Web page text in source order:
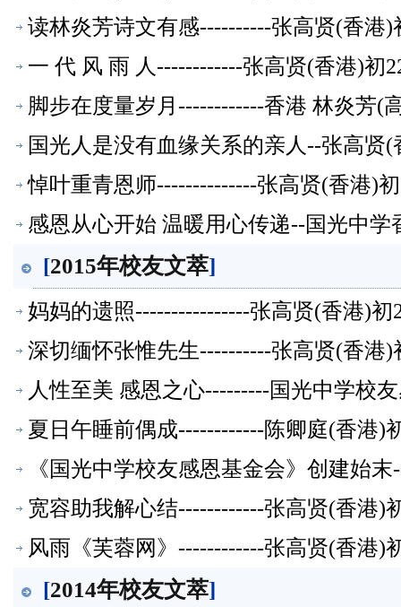
读林炎芳诗文有感----------张高贤(香港)
一 代 风 雨 人------------张高贤(香港)初
脚步在度量岁月------------香港 林炎芳(
国光人是没有血缘关系的亲人--张高贤
悼叶重青恩师--------------张高贤(香港)
感恩从心开始 温暖用心传递--国光中
[2015年校友文萃]
妈妈的遗照----------------张高贤(香港)初
深切缅怀张惟先生----------张高贤(香港)
人性至美 感恩之心---------国光中学校
夏日午睡前偶成------------陈卿庭(香港)
《国光中学校友感恩基金会》创建始
萃】
宽容助我解心结------------张高贤(香港)
风雨《芙蓉网》------------张高贤(香港)
[2014年校友文萃]